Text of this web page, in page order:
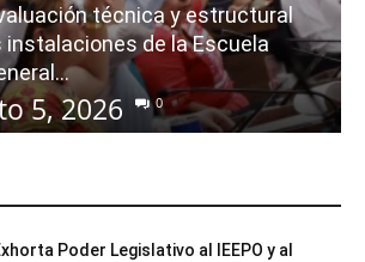
técnica y estructural
instalaciones de la Escuela
5, 2026 0
Poder Legislativo al IEEPO y al